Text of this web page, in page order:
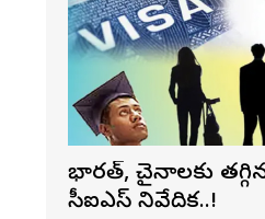
భారత్, చైనాలకు
సీఐఎస్ నివేదిక..!